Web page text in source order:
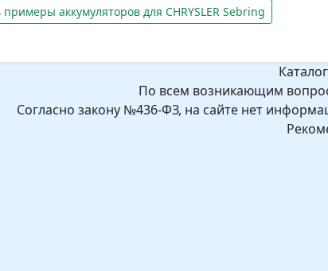
аккумуляторов для CHRYSLER Sebring
Каталог
По всем возникающим
Согласно закону №436-ФЗ, на сайте нет